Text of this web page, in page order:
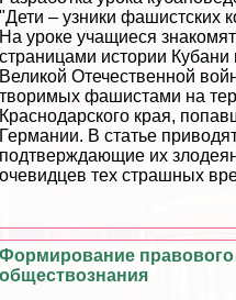
"Дети – узники фашистских
На уроке учащиеся
страницами истории Кубани
Великой Отечественной
творимых фашистами на
Краснодарского края,
Германии. В статье
подтверждающие их
очевидцев тех страшных
Формирование правового
обществознания